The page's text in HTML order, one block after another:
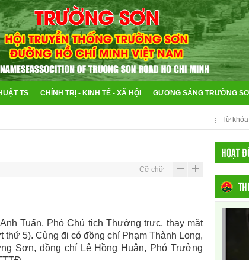
TS CHÍNH TRỊ - KINH TẾ - XÃ HỘI GƯƠNG SÁNG TRƯỜNG
Cỡ chữ
Tuấn, Phó Chủ tịch Thường trực, thay mặt
5). Cùng đi có đồng chí Phạm Thành Long,
Sơn, đồng chí Lê Hồng Huân, Phó Trưởng
HOẠT